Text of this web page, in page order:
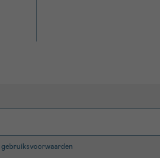
gebruiksvoorwaarden